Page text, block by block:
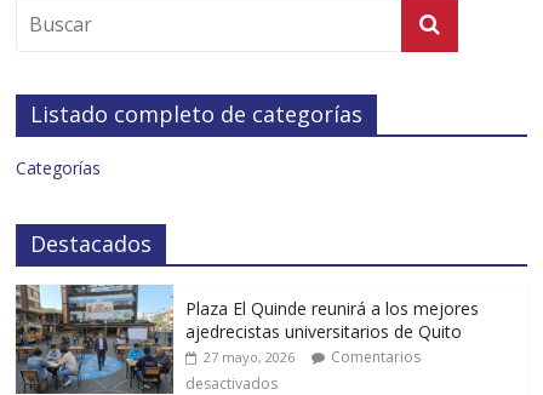
Listado completo de categorías
Categorías
Destacados
Plaza El Quinde reunirá a los mejores
ajedrecistas universitarios de Quito
27 mayo, 2026
Comentarios
desactivados